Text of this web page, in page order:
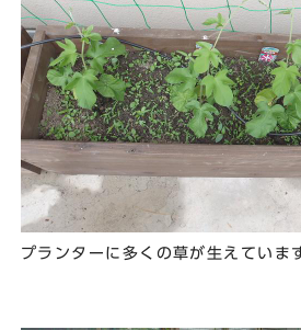
プランターに多くの草が生えていま